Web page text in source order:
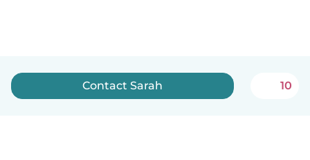
Contact Sarah 10